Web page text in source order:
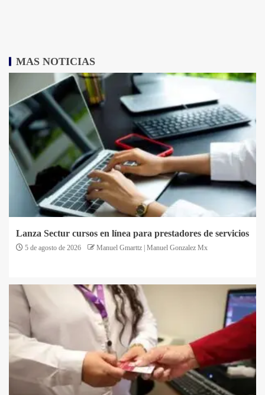
MAS NOTICIAS
Lanza Sectur cursos en línea para prestadores de servicios
5 de agosto de 2026 Manuel Gmarttz | Manuel Gonzalez Mx